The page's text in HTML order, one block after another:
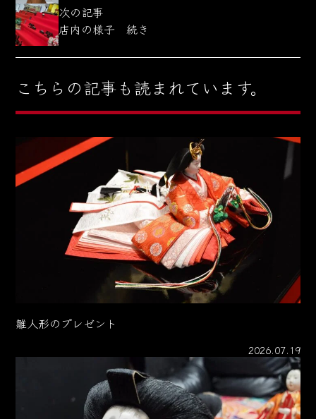
次の記事
店内の様子 続き
こちらの記事も読まれています。
雛人形のプレゼント
2026.07.19